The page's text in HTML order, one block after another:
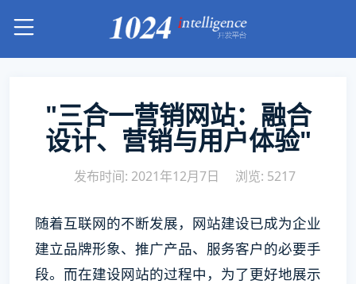
"三合一营销网站：融合
设计、营销与用户体验"
发布时间: 2021年12月7日 浏览: 5217
随着互联网的不断发展，网站建设已成为企业
建立品牌形象、推广产品、服务客户的必要手
段。而在建设网站的过程中，为了更好地展示